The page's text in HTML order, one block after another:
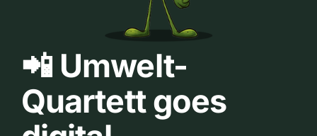
📲 Umwelt-
Quartett goes